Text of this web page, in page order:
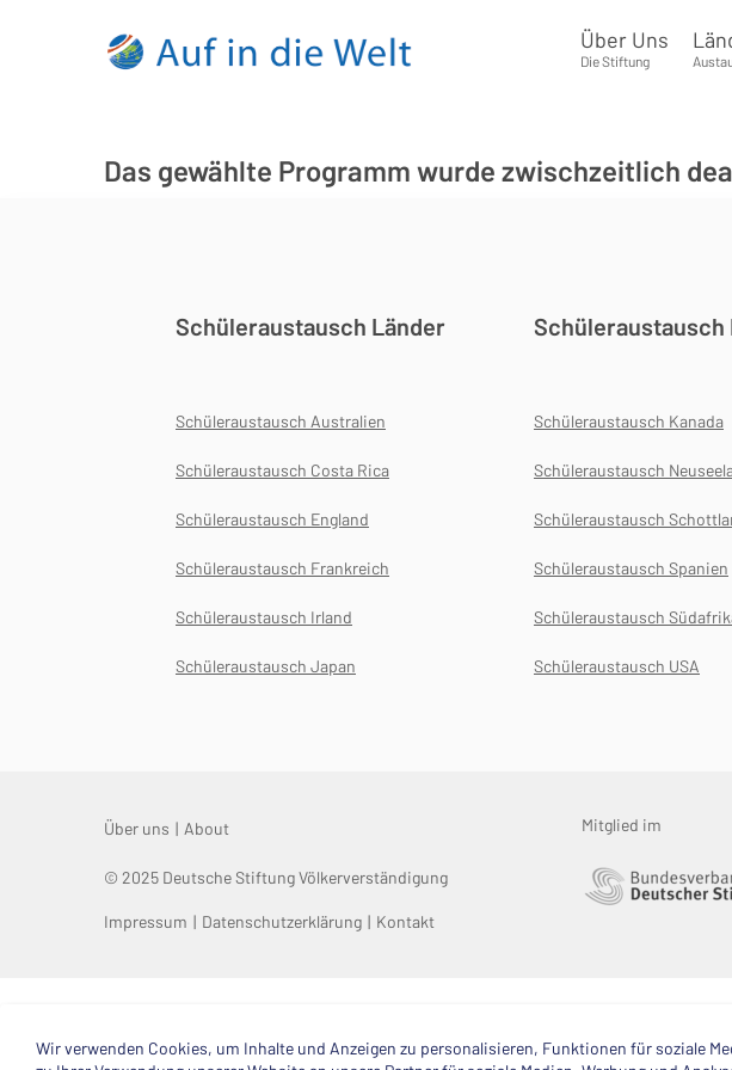
Über Uns
Die Stiftung
Das gewählte Programm wurde zwischzeitlich
Schüleraustausch Länder
Schüleraustausch Australien
Schüleraustausch Costa Rica
Schüleraustausch England
Schüleraustausch Frankreich
Schüleraustausch Irland
Schüleraustausch Japan
Schüleraustausch
Schüleraustausch Kanada
Schüleraustausch
Schüleraustausch
Schüleraustausch Spanien
Schüleraustausch
Schüleraustausch USA
Über uns About
© 2025 Deutsche Stiftung Völkerverständigung
Impressum Datenschutzerklärung Kontakt
Mitglied im
Wir verwenden Cookies, um Inhalte und Anzeigen zu personalisieren, Funktionen für soziale